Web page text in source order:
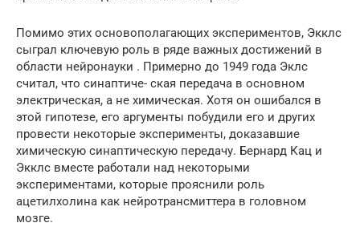
Помимо этих основополагающих экспериментов, Экклс
сыграл ключевую роль в ряде важных достижений в
области нейронауки . Примерно до 1949 года Эклс
считал, что синаптиче- ская передача в основном
электрическая, а не химическая. Хотя он ошибался в
этой гипотезе, его аргументы побудили его и других
провести некоторые эксперименты, доказавшие
химическую синаптическую передачу. Бернард Кац и
Экклс вместе работали над некоторыми
экспериментами, которые прояснили роль
ацетилхолина как нейротрансмиттера в головном
мозге.